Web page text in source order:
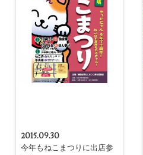
2015.09.30
今年もねこまつりに出店参